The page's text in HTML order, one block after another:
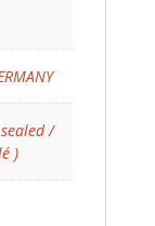
/
)